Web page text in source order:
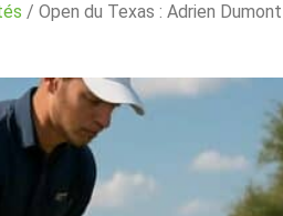
/ Open du Texas : Adrien